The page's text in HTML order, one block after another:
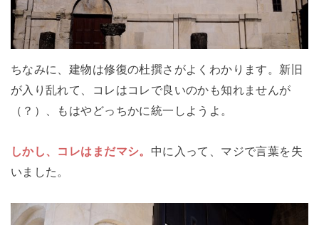
ちなみに、建物は修復の杜撰さがよくわかります。新旧
が入り乱れて、コレはコレで良いのかも知れませんが
（？）、もはやどっちかに統一しようよ。
しかし、コレはまだマシ。 中に入って、マジで言葉を失
いました。